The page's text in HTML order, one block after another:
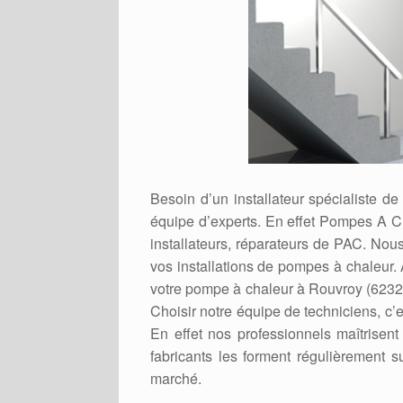
Besoin d’un installateur spécialiste
équipe d’experts. En effet Pompes A
installateurs, réparateurs de PAC.
vos installations de pompes à
votre pompe à chaleur à Rouvroy
Choisir notre équipe de techniciens,
En effet nos professionnels
fabricants les forment régulièrement
marché.